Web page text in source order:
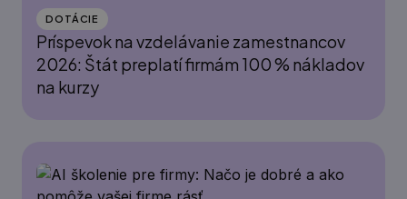
DOTÁCIE
Príspevok na vzdelávanie zamestnancov
2026: Štát preplatí firmám 100 % nákladov
na kurzy